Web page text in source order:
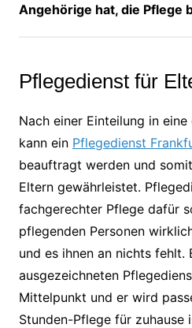
Angehörige hat, die Pflege
Pflegedienst für
Nach einer Einteilung in
kann ein Pflegedienst
beauftragt werden und
Eltern gewährleistet.
fachgerechter Pflege dafür
pflegenden Personen
und es ihnen an nichts fehlt.
ausgezeichneten
Mittelpunkt und er wird
Stunden-Pflege für zuhause